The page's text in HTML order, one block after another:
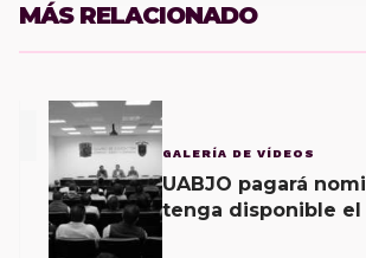
MÁS RELACIONADO
GALERÍA DE VÍDEOS
UABJO pagará
tenga disponible el